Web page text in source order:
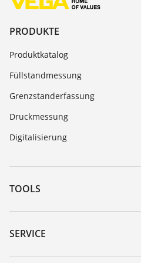
PRODUKTE
Produktkatalog
Füllstandmessung
Grenzstanderfassung
Druckmessung
Digitalisierung
TOOLS
Download-Center
Gerätesuche (Seriennummer)
SERVICE
Geräterücksendung